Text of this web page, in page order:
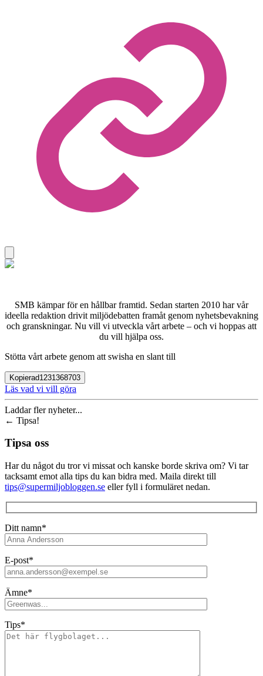
SMB kämpar för en hållbar framtid. Sedan starten 2010 har vår
ideella redaktion drivit miljödebatten framåt genom nyhetsbevakning
och granskningar. Nu vill vi utveckla vårt arbete – och vi hoppas att
du vill hjälpa oss.
Stötta vårt arbete genom att swisha en slant till
Kopierad1231368703
Läs vad vi vill göra
Laddar fler nyheter...
← Tipsa!
Tipsa oss
Har du något du tror vi missat och kanske borde skriva om? Vi tar
tacksamt emot alla tips du kan bidra med. Maila direkt till
tips@supermiljobloggen.se eller fyll i formuläret nedan.
Ditt namn*
E-post*
Ämne*
Tips*